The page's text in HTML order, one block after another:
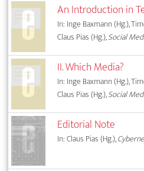
An Introduction in
In: Inge Baxmann (Hg.),
Claus Pias (Hg.),Social
II. Which Media?
In: Inge Baxmann (Hg.),
Claus Pias (Hg.),Social
Editorial Note
In: Claus Pias (Hg.),